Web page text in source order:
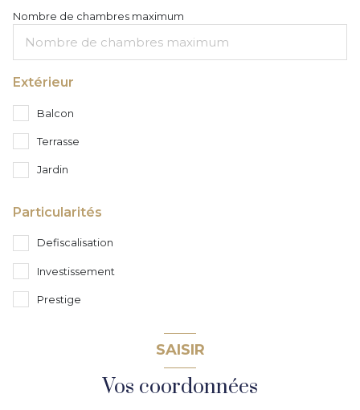
Nombre de chambres maximum
Extérieur
Balcon
Terrasse
Jardin
Particularités
Defiscalisation
Investissement
Prestige
SAISIR
Vos coordonnées